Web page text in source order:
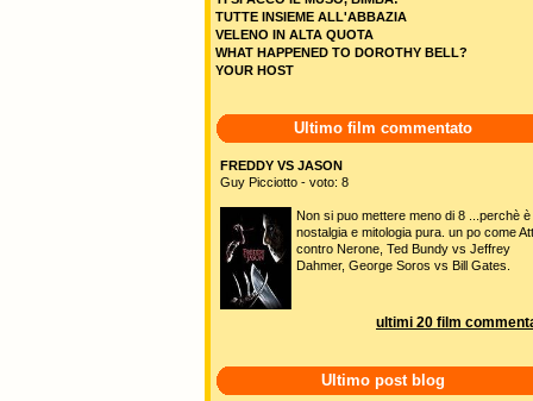
TUTTE INSIEME ALL'ABBAZIA
VELENO IN ALTA QUOTA
WHAT HAPPENED TO DOROTHY BELL?
YOUR HOST
Ultimo film commentato
FREDDY VS JASON
Guy Picciotto - voto: 8
Non si puo mettere meno di 8 ...perchè è
nostalgia e mitologia pura. un po come
contro Nerone, Ted Bundy vs Jeffrey
Dahmer, George Soros vs Bill Gates.
ultimi 20 film
Ultimo post blog